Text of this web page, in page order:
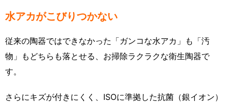
水アカがこびりつかない
従来の陶器ではできなかった「ガンコな水アカ」も「汚
物」もどちらも落とせる、お掃除ラクラクな衛生陶器で
す。
さらにキズが付きにくく、ISOに準拠した抗菌（銀イオン）